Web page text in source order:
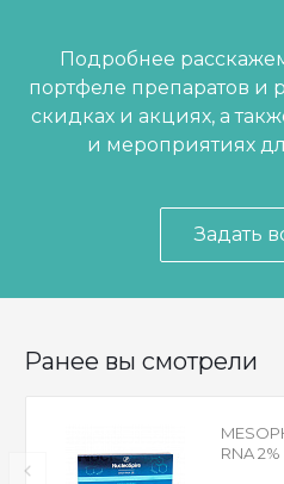
Подробнее
портфеле препаратов и
скидках и акциях, а
и мероприятиях
Задать
Ранее вы смотрели
RNA